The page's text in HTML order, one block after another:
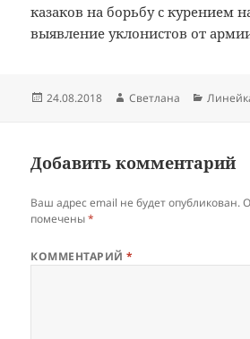
казаков на борьбу с курением
выявление уклонистов от
Опубликовано
24.08.2018 Автор
Светлана Рубрики
Добавить комментарий
Ваш адрес email не будет опубликован.
помечены*
КОММЕНТАРИЙ*